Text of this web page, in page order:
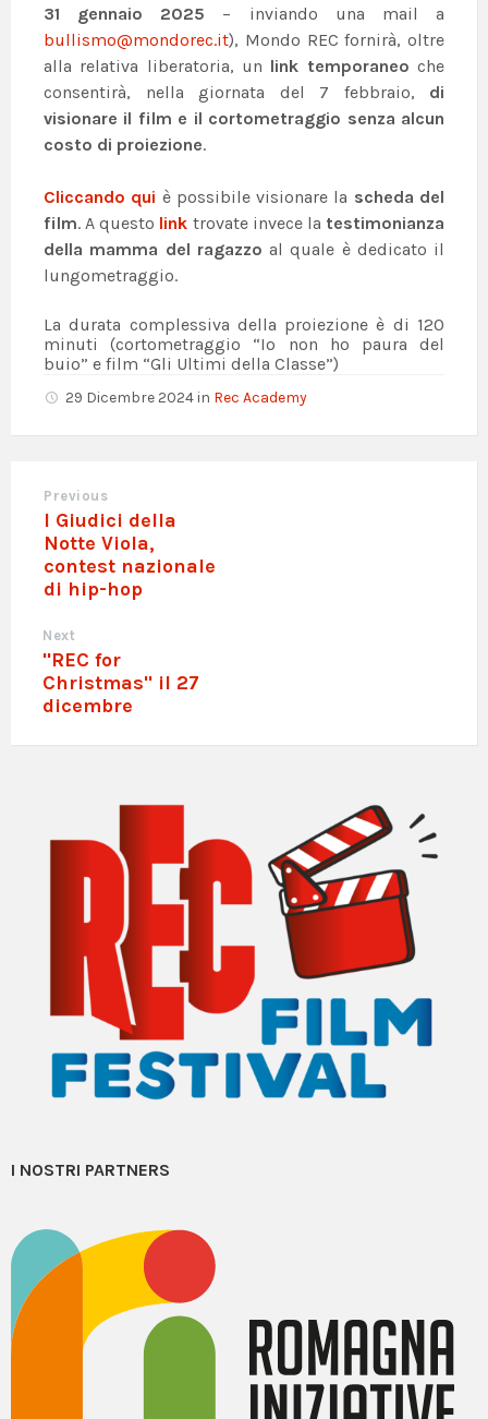
31 gennaio 2025 – inviando una mail a
bullismo@mondorec.it), Mondo REC fornirà, oltre
alla relativa liberatoria, un link temporaneo che
consentirà, nella giornata del 7 febbraio, di
visionare il film e il cortometraggio senza alcun
costo di proiezione.
Cliccando qui è possibile visionare la scheda del
film. A questo link trovate invece la testimonianza
della mamma del ragazzo al quale è dedicato il
lungometraggio.
La durata complessiva della proiezione è di 120
minuti (cortometraggio “Io non ho paura del
buio” e film “Gli Ultimi della Classe”)
29 Dicembre 2024in Rec Academy
Previous
I Giudici della
Notte Viola,
contest nazionale
di hip-hop
Next
"REC for
Christmas" il 27
dicembre
I NOSTRI PARTNERS